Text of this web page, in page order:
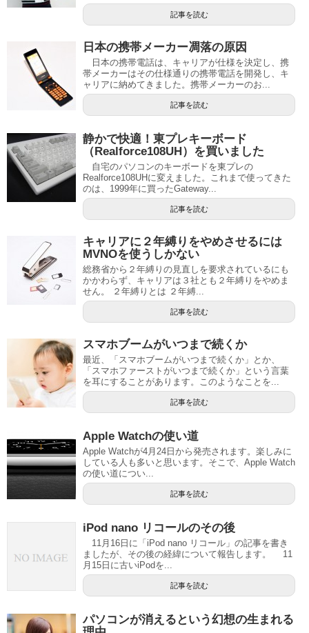
記事を読む
日本の携帯メーカー凋落の原因
日本の携帯電話は、キャリアが仕様を決定し、携
帯メーカーはその仕様通りの携帯電話を開発し、キ
ャリアに納めてきました。携帯メーカーのお...
記事を読む
静かで快適！東プレキーボード
（Realforce108UH）を買いました
自宅のパソコンのキーボードを東プレの
Realforce108UHに変えました。これまで使ってきた
のは、1999年に買ったGateway...
記事を読む
キャリアに２年縛りをやめさせるには
MVNOを使うしかない
総務省から２年縛りの見直しを要求されているにも
かかわらず、キャリアは３社とも２年縛りをやめま
せん。 ２年縛りとは ２年縛...
記事を読む
スマホブームがいつまで続くか
最近、「スマホブームがいつまで続くか」とか、
「スマホファーストがいつまで続くか」という言葉
を耳にすることがあります。このようなことを...
記事を読む
Apple Watchの使い道
Apple Watchが4月24日から発売されます。楽しみに
している人も多いと思います。そこで、Apple Watch
の使い道につい...
記事を読む
iPod nano リコールのその後
11月16日に「iPod nano リコール」の記事を書き
ましたが、その後の経緯について報告します。 11
月15日に古いiPodを...
記事を読む
パソコンが消えるという幻想の生まれる